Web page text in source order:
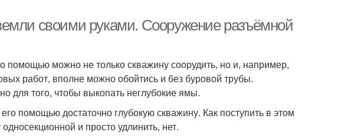
своими руками. Сооружение разъёмной
помощью можно не только скважину соорудить, но и, например,
работ, вполне можно обойтись и без буровой трубы.
для того, чтобы выкопать неглубокие ямы.
помощью достаточно глубокую скважину. Как поступить в этом
и просто удлинить, нет.